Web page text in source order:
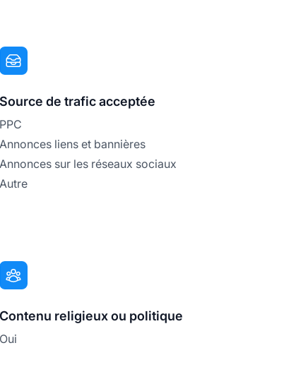
Source de trafic acceptée
PPC
Annonces liens et bannières
Annonces sur les réseaux sociaux
Autre
Contenu religieux ou politique
Oui